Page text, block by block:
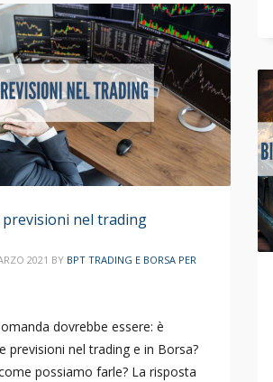
previsioni nel trading
2021 BY BPT TRADING E BORSA PER
dovrebbe essere: è
previsioni nel trading e in Borsa?
possiamo farle? La risposta